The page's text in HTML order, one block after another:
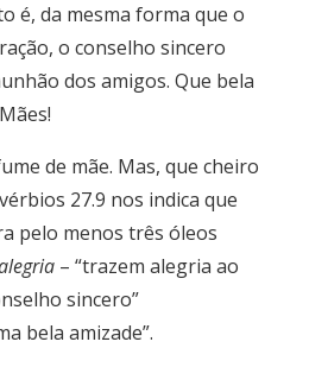
é, da mesma forma que o
o conselho sincero
dos amigos. Que bela
de mãe. Mas, que cheiro
27.9 nos indica que
pelo menos três óleos
– “trazem alegria ao
sincero”
bela amizade”.